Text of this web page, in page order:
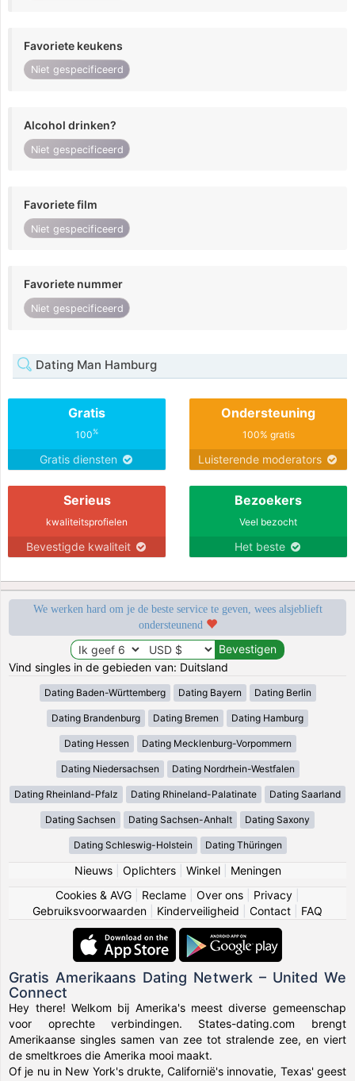
Favoriete keukens
Niet gespecificeerd
Alcohol drinken?
Niet gespecificeerd
Favoriete film
Niet gespecificeerd
Favoriete nummer
Niet gespecificeerd
Dating Man Hamburg
Gratis
100%
Gratis diensten
Ondersteuning
100% gratis
Luisterende moderators
Serieus
kwaliteitsprofielen
Bevestigde kwaliteit
Bezoekers
Veel bezocht
Het beste
We werken hard om je de beste service te geven, wees alsjeblieft
ondersteunend
Vind singles in de gebieden van: Duitsland
Dating Baden-Württemberg Dating Bayern Dating Berlin
Dating Brandenburg Dating Bremen Dating Hamburg
Dating Hessen Dating Mecklenburg-Vorpommern
Dating Niedersachsen Dating Nordrhein-Westfalen
Dating Rheinland-Pfalz Dating Rhineland-Palatinate Dating Saarland
Dating Sachsen Dating Sachsen-Anhalt Dating Saxony
Dating Schleswig-Holstein Dating Thüringen
Nieuws| Oplichters| Winkel| Meningen
Cookies & AVG
Reclame Over ons Privacy
Gebruiksvoorwaarden
Kinderveiligheid Contact FAQ
Gratis Amerikaans Dating Netwerk – United We
Connect
Hey there! Welkom bij Amerika's meest diverse gemeenschap
voor oprechte verbindingen. States-dating.com brengt
Amerikaanse singles samen van zee tot stralende zee, en viert
de smeltkroes die Amerika mooi maakt.
Of je nu in New York's drukte, Californië's innovatie, Texas' geest